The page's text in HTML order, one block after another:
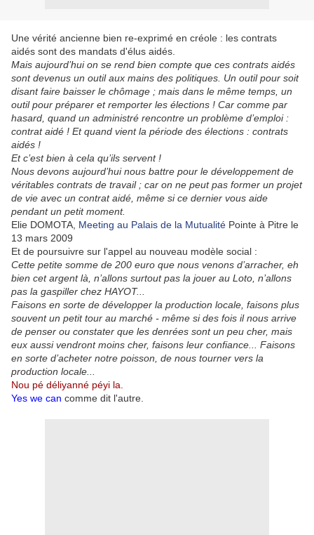
Une vérité ancienne bien re-exprimé en créole : les contrats
aidés sont des mandats d'élus aidés.
Mais aujourd’hui on se rend bien compte que ces contrats aidés
sont devenus un outil aux mains des politiques. Un outil pour soit
disant faire baisser le chômage ; mais dans le même temps, un
outil pour préparer et remporter les élections ! Car comme par
hasard, quand un administré rencontre un problème d’emploi :
contrat aidé ! Et quand vient la période des élections : contrats
aidés !
Et c’est bien à cela qu’ils servent !
Nous devons aujourd’hui nous battre pour le développement de
véritables contrats de travail ; car on ne peut pas former un projet
de vie avec un contrat aidé, même si ce dernier vous aide
pendant un petit moment.
Elie DOMOTA, Meeting au Palais de la Mutualité Pointe à Pitre le
13 mars 2009
Et de poursuivre sur l'appel au nouveau modèle social :
Cette petite somme de 200 euro que nous venons d’arracher, eh
bien cet argent là, n’allons surtout pas la jouer au Loto, n’allons
pas la gaspiller chez HAYOT...
Faisons en sorte de développer la production locale, faisons plus
souvent un petit tour au marché - même si des fois il nous arrive
de penser ou constater que les denrées sont un peu cher, mais
eux aussi vendront moins cher, faisons leur confiance... Faisons
en sorte d’acheter notre poisson, de nous tourner vers la
production locale...
Nou pé déliyanné péyi la.
Yes we can comme dit l'autre.